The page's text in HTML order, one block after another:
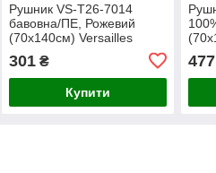
Рушник VS-T26-7014
бавовна/ПЕ, Рожевий
(70х140см) Versailles
301₴
Купити
477